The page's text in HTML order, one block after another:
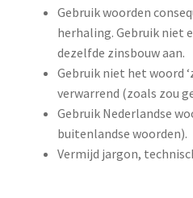
Gebruik woorden
herhaling. Gebruik niet
dezelfde zinsbouw aan.
Gebruik niet het woord
verwarrend (zoals zou
Gebruik Nederlandse
buitenlandse woorden).
Vermijd jargon,